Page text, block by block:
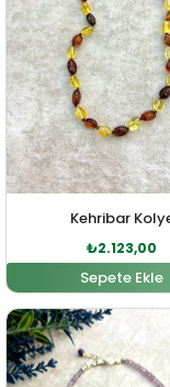
Kehribar
₺2.123,00
Sepete Ekle
Orijinal